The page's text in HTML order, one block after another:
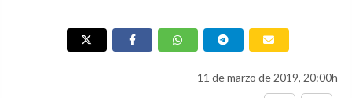
11 de marzo de 2019, 20:00h